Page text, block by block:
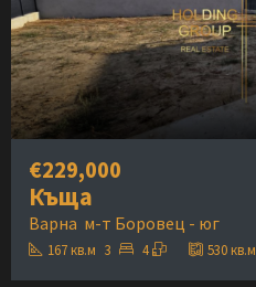
€229,000
Къща
Варна м-т Боровец - юг
167 кв.м 3 4 530 кв.м